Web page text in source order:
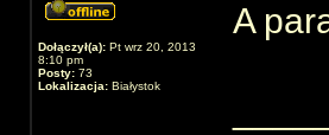
Dołączył(a): Pt wrz 20, 2013
8:10 pm
Posty: 73
Lokalizacja: Białystok
A